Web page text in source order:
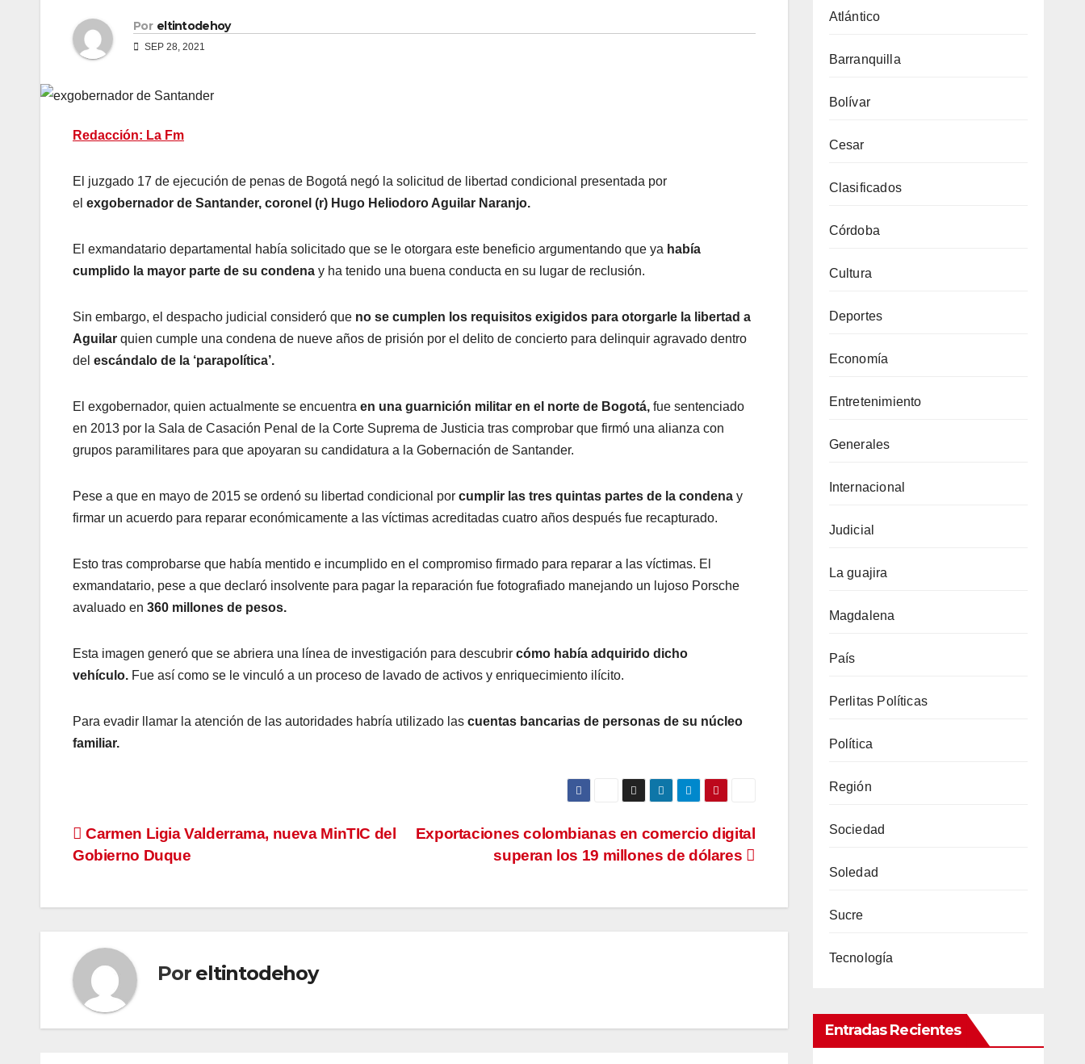
Por eltintodehoy
SEP 28, 2021
Redacción: La Fm
El juzgado 17 de ejecución de penas de Bogotá negó la solicitud de libertad condicional presentada por
el exgobernador de Santander, coronel (r) Hugo Heliodoro Aguilar Naranjo.
El exmandatario departamental había solicitado que se le otorgara este beneficio argumentando que ya había
cumplido la mayor parte de su condena y ha tenido una buena conducta en su lugar de reclusión.
Sin embargo, el despacho judicial consideró que no se cumplen los requisitos exigidos para otorgarle la libertad a
Aguilar quien cumple una condena de nueve años de prisión por el delito de concierto para delinquir agravado dentro
del escándalo de la ‘parapolítica’.
El exgobernador, quien actualmente se encuentra en una guarnición militar en el norte de Bogotá, fue sentenciado
en 2013 por la Sala de Casación Penal de la Corte Suprema de Justicia tras comprobar que firmó una alianza con
grupos paramilitares para que apoyaran su candidatura a la Gobernación de Santander.
Pese a que en mayo de 2015 se ordenó su libertad condicional por cumplir las tres quintas partes de la condena y
firmar un acuerdo para reparar económicamente a las víctimas acreditadas cuatro años después fue recapturado.
Esto tras comprobarse que había mentido e incumplido en el compromiso firmado para reparar a las víctimas. El
exmandatario, pese a que declaró insolvente para pagar la reparación fue fotografiado manejando un lujoso Porsche
avaluado en 360 millones de pesos.
Esta imagen generó que se abriera una línea de investigación para descubrir cómo había adquirido dicho
vehículo. Fue así como se le vinculó a un proceso de lavado de activos y enriquecimiento ilícito.
Para evadir llamar la atención de las autoridades habría utilizado las cuentas bancarias de personas de su núcleo
familiar.
Navegación
entradas
Exportaciones colombianas en comercio digital
superan los 19 millones de dólares
Carmen Ligia Valderrama, nueva MinTIC del
Gobierno Duque
Por eltintodehoy
Atlántico
Barranquilla
Bolívar
Cesar
Clasificados
Córdoba
Cultura
Deportes
Economía
Entretenimiento
Generales
Internacional
Judicial
La guajira
Magdalena
País
Perlitas Políticas
Política
Región
Sociedad
Soledad
Sucre
Tecnología
Entradas Recientes